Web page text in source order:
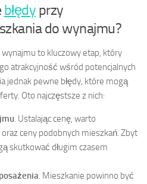
błędy przy
do wynajmu?
to kluczowy etap, który
atrakcyjność wśród potencjalnych
jednak pewne błędy, które mogą
Oto najczęstsze z nich:
. Ustalając cenę, warto
ceny podobnych mieszkań. Zbyt
skutkować długim czasem
. Mieszkanie powinno być